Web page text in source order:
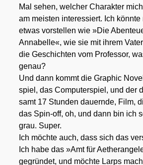
Mal sehen, wel­cher Cha­rak­ter
am meis­ten inter­es­siert. Ich könn­te
etwas vor­stel­len wie »Die
Anna­bel­le«, wie sie mit ihrem
die Geschich­ten vom Pro­fes­sor,
genau?
Und dann kommt die Gra­phic
spiel, das Com­pu­ter­spiel, und der
samt 17 Stun­den dau­ern­de, Film,
das Spin-off, oh, und dann bin ich
grau. Super.
Ich möch­te auch, dass sich das
Ich habe das »Amt für
gegrün­det, und möch­te Larps